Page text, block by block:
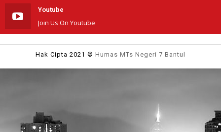
Youtube
Join Us On Youtube
Hak Cipta 2021 © Humas MTs Negeri 7 Bantul